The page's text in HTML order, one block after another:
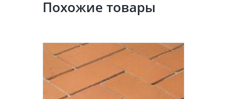
Похожие товары